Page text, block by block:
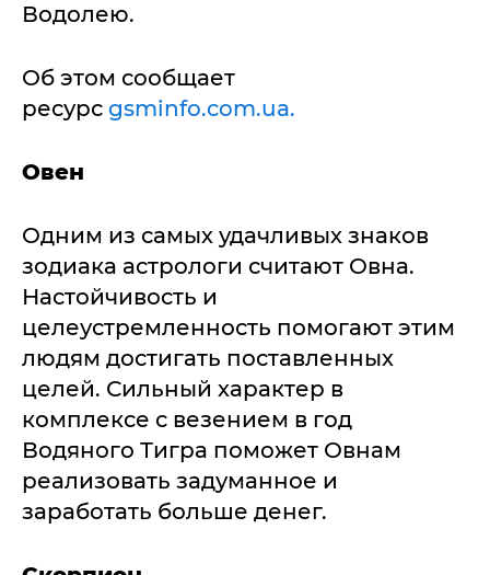
Водолею.
Об этом сообщает
ресурс gsminfo.com.ua.
Овен
Одним из самых удачливых знаков
зодиака астрологи считают Овна.
Настойчивость и
целеустремленность помогают этим
людям достигать поставленных
целей. Сильный характер в
комплексе с везением в год
Водяного Тигра поможет Овнам
реализовать задуманное и
заработать больше денег.